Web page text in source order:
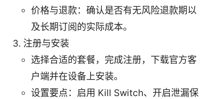
价格与退款：确认是否有无风险退款期以
及长期订阅的实际成本。
注册与安装
选择合适的套餐，完成注册，下载官方客
户端并在设备上安装。
设置要点：启用 Kill Switch、开启泄漏保